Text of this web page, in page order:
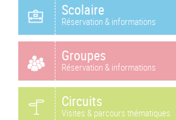
Scolaire
Réservation & informations
Groupes
Réservation & informations
Circuits
Visites & parcours thématiques